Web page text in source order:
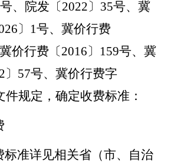
、院发〔2022〕35号、冀
〕1号、冀价行费
冀价行费〔2016〕159号、冀
〕57号、冀价行费字
件规定，确定收费标准：
标准详见相关省（市、自治